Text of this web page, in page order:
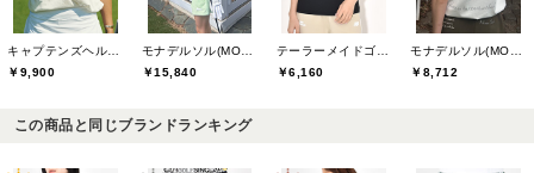
￥9,900
￥15,840
￥6,160
￥8,712
この商品と同じブランドランキング